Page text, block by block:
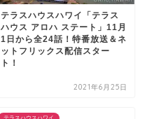
テラスハウスハワイ「テラス
ハウス アロハ ステート」11月
1日から全24話！特番放送＆ネ
ットフリックス配信スター
ト！
2021年6月25日